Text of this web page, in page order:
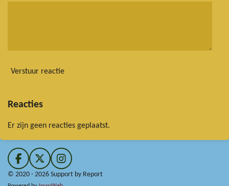
Verstuur reactie
Reacties
Er zijn geen reacties geplaatst.
F
a
X
I
n
s
© 2020 - 2026 Support by Report